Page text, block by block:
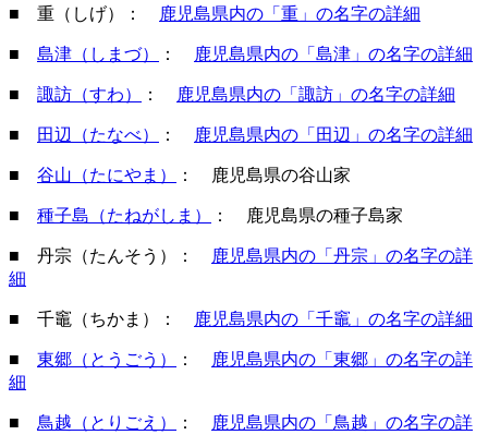
■ 重（しげ）： 鹿児島県内の「重」の名字の詳細
■ 島津（しまづ） ： 鹿児島県内の「島津」の名字の詳細
■ 諏訪（すわ） ： 鹿児島県内の「諏訪」の名字の詳細
■ 田辺（たなべ） ： 鹿児島県内の「田辺」の名字の詳細
■ 谷山（たにやま） ： 鹿児島県の谷山家
■ 種子島（たねがしま） ： 鹿児島県の種子島家
■ 丹宗（たんそう）：
鹿児島県内の「丹宗」の名字の詳
細
■ 千竈（ちかま）： 鹿児島県内の「千竈」の名字の詳細
■ 東郷（とうごう） ：
鹿児島県内の「東郷」の名字の詳
細
■ 鳥越（とりごえ） ：
鹿児島県内の「鳥越」の名字の詳